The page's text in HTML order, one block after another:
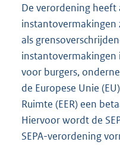
De verordening heeft
instantovermakingen
als
instantovermakingen
voor burgers,
de Europese Unie
Ruimte (EER) een
Hiervoor wordt de
SEPA-verordening